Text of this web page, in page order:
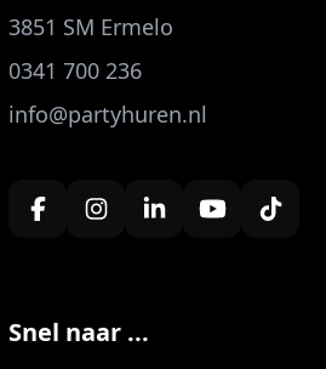
3851 SM Ermelo
0341 700 236
info@partyhuren.nl
Snel naar ...